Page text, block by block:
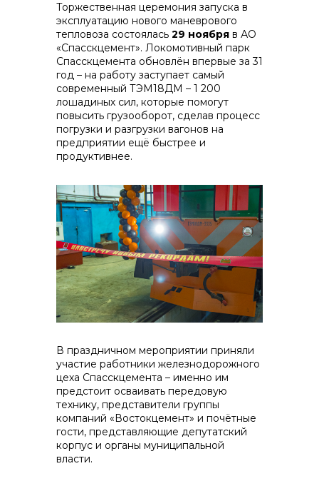
реализация неликвидов
Торжественная церемония запуска в
эксплуатацию нового маневрового
тепловоза состоялась 29 ноября в АО
«Спасскцемент». Локомотивный парк
Спасскцемента обновлён впервые за 31
год – на работу заступает самый
современный ТЭМ18ДМ – 1 200
лошадиных сил, которые помогут
повысить грузооборот, сделав процесс
погрузки и разгрузки вагонов на
предприятии ещё быстрее и
продуктивнее.
В праздничном мероприятии приняли
участие работники железнодорожного
цеха Спасскцемента – именно им
предстоит осваивать передовую
технику, представители группы
компаний «Востокцемент» и почётные
гости, представляющие депутатский
корпус и органы муниципальной
власти.